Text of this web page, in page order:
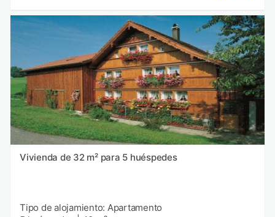
Vivienda de 32 m² para 5 huéspedes
Tipo de alojamiento: Apartamento